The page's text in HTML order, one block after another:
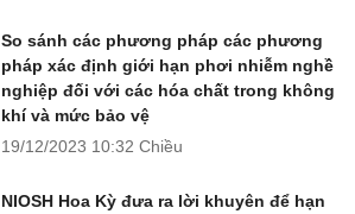
So sánh các phương pháp các phương
pháp xác định giới hạn phơi nhiễm nghề
nghiệp đối với các hóa chất trong không
khí và mức bảo vệ
19/12/2023 10:32 Chiều
NIOSH Hoa Kỳ đưa ra lời khuyên để hạn